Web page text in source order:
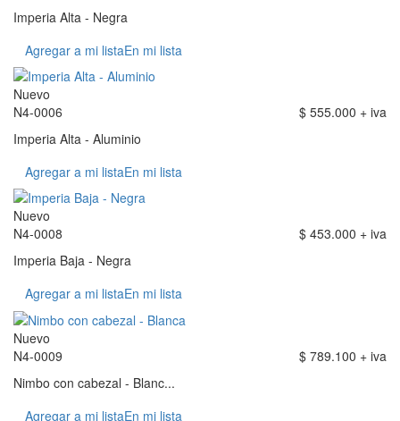
Imperia Alta - Negra
Agregar a mi listaEn mi lista
Nuevo
N4-0006
$ 555.000 + iva
Imperia Alta - Aluminio
Agregar a mi listaEn mi lista
Nuevo
N4-0008
$ 453.000 + iva
Imperia Baja - Negra
Agregar a mi listaEn mi lista
Nuevo
N4-0009
$ 789.100 + iva
Nimbo con cabezal - Blanc...
Agregar a mi listaEn mi lista